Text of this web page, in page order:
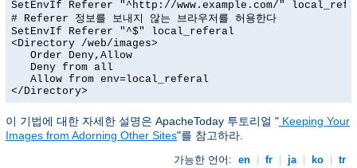
SetEnvIf Referer "^http://www.example.com/"
# Referer 정보를 보내지 않는 브라우저를 허용한다
SetEnvIf Referer "^$" local_referal
<Directory /web/images>
   Order Deny,Allow
   Deny from all
   Allow from env=local_referal
</Directory>
이 기법에 대한 자세한 설명은 ApacheToday 투토리얼 " Keeping Your
Images from Adorning Other Sites"를 참고하라.
가능한 언어: en fr ja ko tr